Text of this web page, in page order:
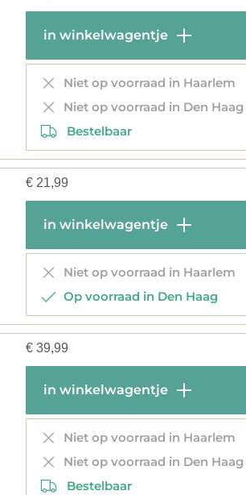
in winkelwagentje
Niet op voorraad in Haarlem
Niet op voorraad in Den Haag
Bestelbaar
€ 21,99
in winkelwagentje
Niet op voorraad in Haarlem
Op voorraad in Den Haag
€ 39,99
in winkelwagentje
Niet op voorraad in Haarlem
Niet op voorraad in Den Haag
Bestelbaar